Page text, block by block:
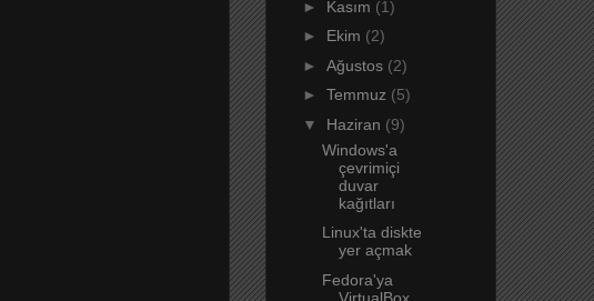
► Kasım (1)
► Ekim (2)
► Ağustos (2)
► Temmuz (5)
▼ Haziran (9)
Windows'a
çevrimiçi
duvar
kağıtları
Linux'ta diskte
yer açmak
Fedora'ya
VirtualBox